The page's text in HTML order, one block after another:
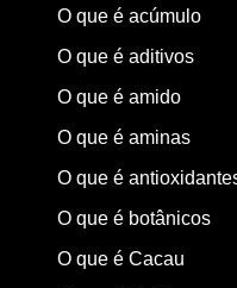
O que é acúmulo
O que é aditivos
O que é amido
O que é aminas
O que é
O que é botânicos
O que é Cacau